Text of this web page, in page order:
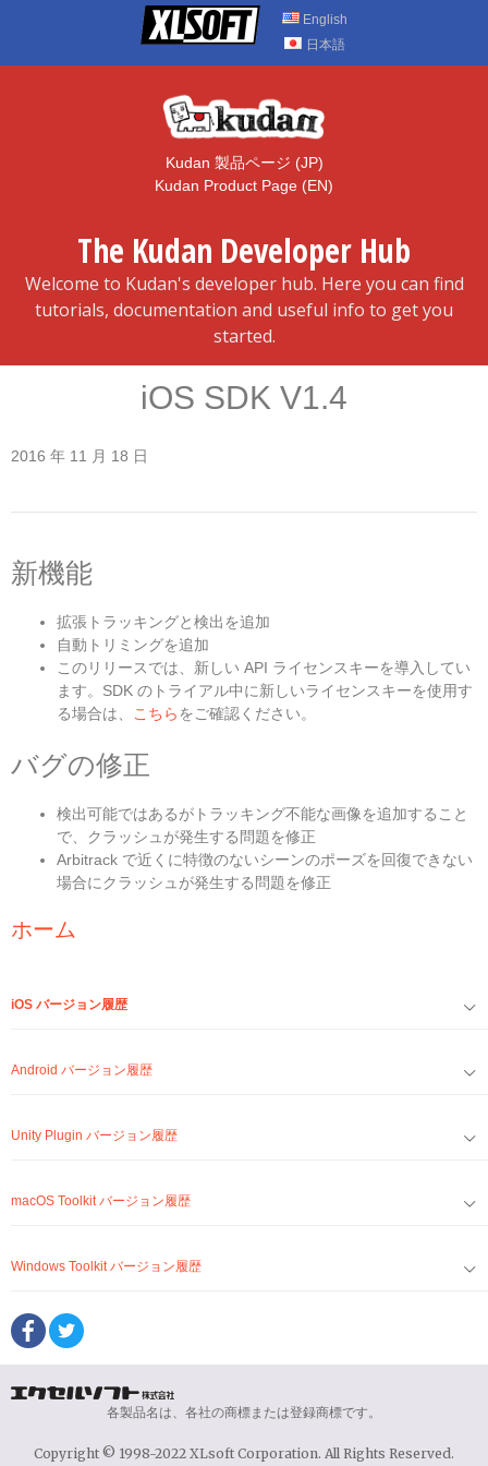
English
日本語
Kudan 製品ページ (JP)
Kudan Product Page (EN)
The Kudan Developer Hub
Welcome to Kudan's developer hub. Here you can find
tutorials, documentation and useful info to get you
started.
iOS SDK V1.4
2016 年 11 月 18 日
新機能
拡張トラッキングと検出を追加
自動トリミングを追加
このリリースでは、新しい API ライセンスキーを導入してい
ます。SDK のトライアル中に新しいライセンスキーを使用す
る場合は、 こちら をご確認ください。
バグの修正
検出可能ではあるがトラッキング不能な画像を追加すること
で、クラッシュが発生する問題を修正
Arbitrack で近くに特徴のないシーンのポーズを回復できない
場合にクラッシュが発生する問題を修正
ホーム
iOS バージョン履歴
Android バージョン履歴
Unity Plugin バージョン履歴
macOS Toolkit バージョン履歴
Windows Toolkit バージョン履歴
各製品名は、各社の商標または登録商標です。
Copyright © 1998-2022 XLsoft Corporation. All Rights Reserved.